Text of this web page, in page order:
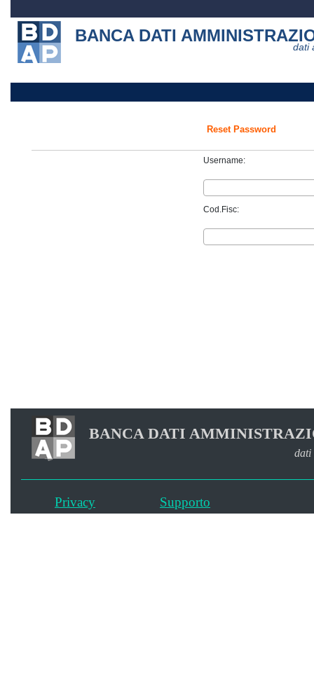
BANCA DATI
dati
Reset Password
Username:
Cod.Fisc:
BANCA DATI
dati
Privacy Supporto